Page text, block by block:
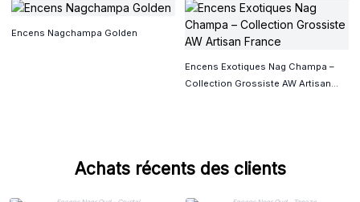
Encens Nagchampa Golden
Encens Exotiques Nag Champa –
Collection Grossiste AW Artisan
Achats récents des clients